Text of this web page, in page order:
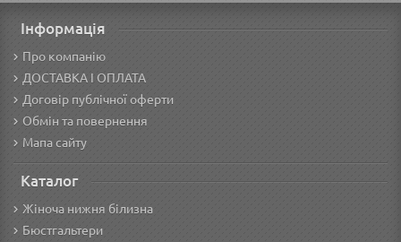
Інформація
Про компанію
ДОСТАВКА І ОПЛАТА
Договір публічної оферти
Обмін та повернення
Мапа сайту
Каталог
Жіноча нижня білизна
Бюстгальтери